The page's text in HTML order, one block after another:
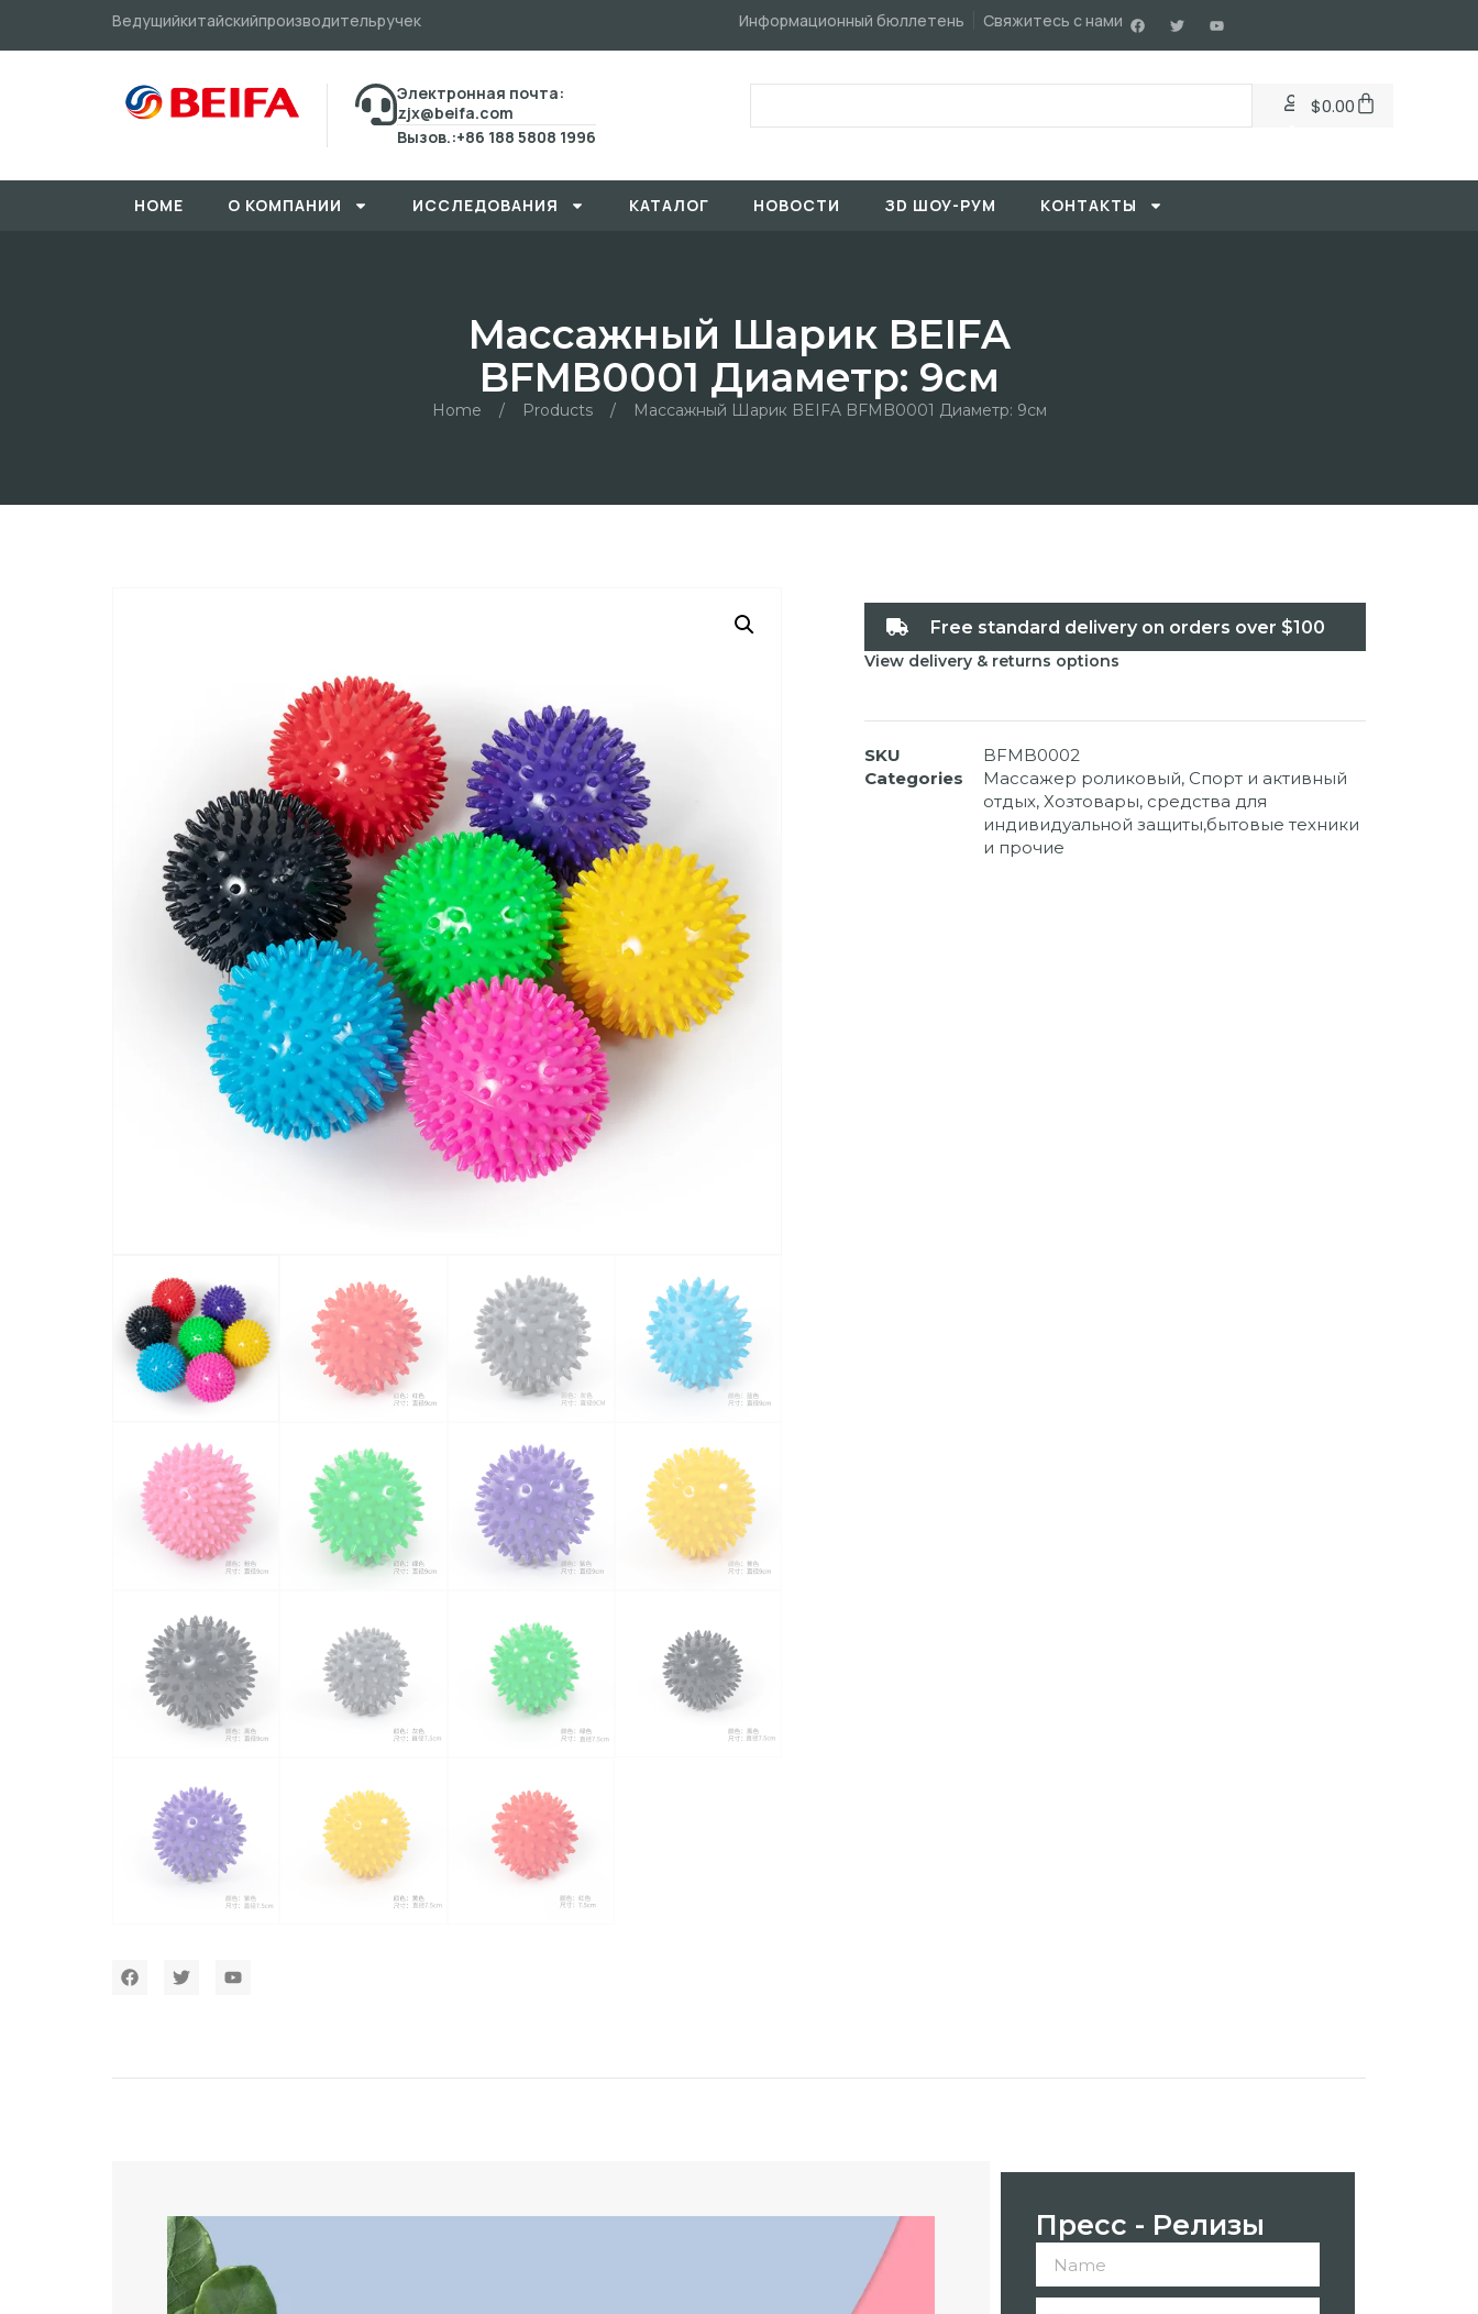
Ведущийкитайскийпроизводительручек Информационный бюллетень Свяжитесь с нами
Электронная почта:
zjx@beifa.com
Вызов.:+86 188 5808 1996
$0.00
HOME О КОМПАНИИ ИССЛЕДОВАHИЯ КАТАЛОГ HОBOCTИ ЗD ШОУ-РУМ KОНТАКТЫ
Массажный Шарик BEIFA
BFMB0001 Диаметр: 9см
Home / Products / Массажный Шарик BEIFA BFMB0001 Диаметр: 9см
Free standard delivery on orders over $100
View delivery & returns options
SKU
BFMB0002
Categories
Массажер роликовый, Спорт и активный
отдых, Хозтовары, средства для
индивидуальной защиты,бытовые техники
и прочие
Пресс - Релизы